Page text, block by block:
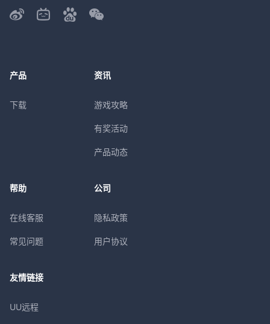
产品
下载
资讯
游戏攻略
有奖活动
产品动态
帮助
在线客服
常见问题
公司
隐私政策
用户协议
友情链接
UU远程